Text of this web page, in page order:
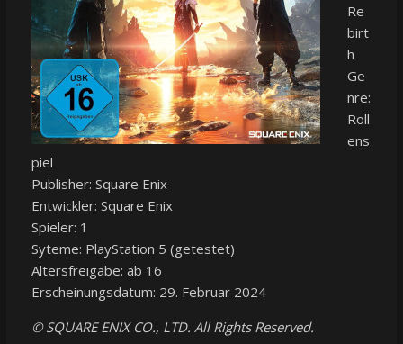
Re
birt
h
Ge
nre:
Roll
ens
piel
Publisher: Square Enix
Entwickler: Square Enix
Spieler: 1
Syteme: PlayStation 5 (getestet)
Altersfreigabe: ab 16
Erscheinungsdatum: 29. Februar 2024
© SQUARE ENIX CO., LTD. All Rights Reserved.